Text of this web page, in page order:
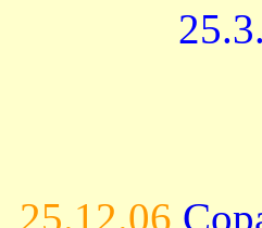
25.12.06